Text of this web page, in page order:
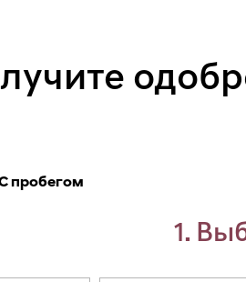
пробегом
1.